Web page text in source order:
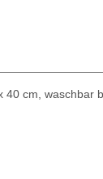
cm, waschbar